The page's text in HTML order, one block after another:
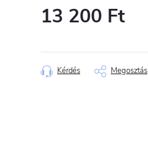
13 200 Ft
Kérdés Megosztás